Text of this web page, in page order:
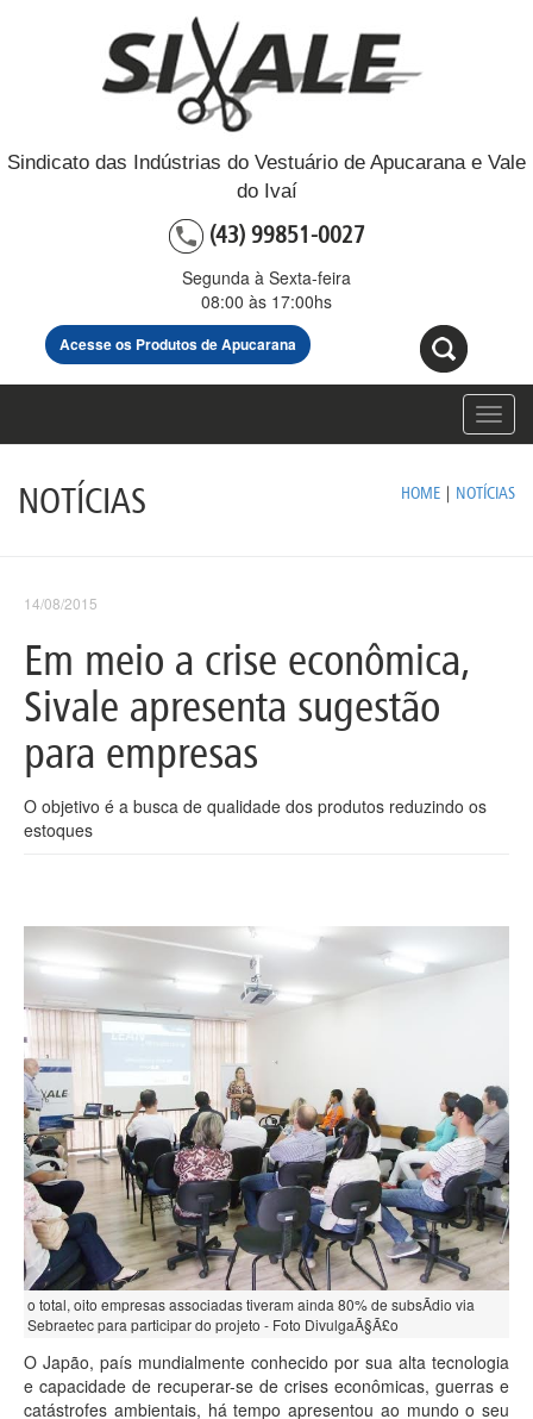
Sindicato das Indústrias do Vestuário de Apucarana e Vale
do Ivaí
(43) 99851-0027
Segunda à Sexta-feira
08:00 às 17:00hs
Acesse os Produtos de Apucarana
NOTÍCIAS HOME | NOTÍCIAS
14/08/2015
Em meio a crise econômica,
Sivale apresenta sugestão
para empresas
O objetivo é a busca de qualidade dos produtos reduzindo os
estoques
o total, oito empresas associadas tiveram ainda 80% de subsÃ­dio via
Sebraetec para participar do projeto - Foto DivulgaÃ§Ã£o
O Japão, país mundialmente conhecido por sua alta tecnologia
e capacidade de recuperar-se de crises econômicas, guerras e
catástrofes ambientais, há tempo apresentou ao mundo o seu